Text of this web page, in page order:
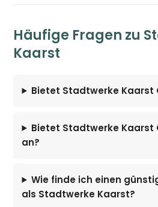
Häufige Fragen zu
Kaarst
Bietet Stadtwerke Kaarst
Bietet Stadtwerke Kaarst
an?
Wie finde ich einen
als Stadtwerke Kaarst?